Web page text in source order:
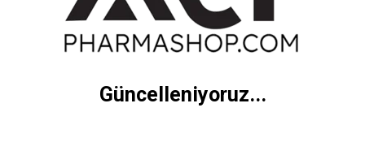
Güncelleniyoruz...